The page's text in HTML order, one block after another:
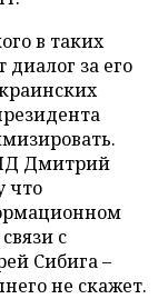
в таких
диалог за его
Дмитрий
что
с
Сибига –
не скажет.